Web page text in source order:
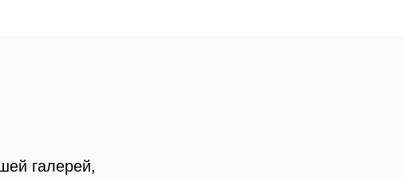
галерей,